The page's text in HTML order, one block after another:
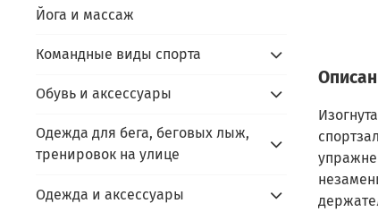
Йога и массаж
Командные виды спорта
Обувь и аксессуары
Одежда для бега, беговых лыж,
тренировок на улице
Одежда и аксессуары